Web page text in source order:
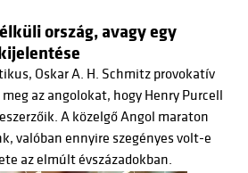
ország, avagy egy
Oskar A. H. Schmitz provokatív
az angolokat, hogy Henry Purcell
A közelgő Angol maraton
valóban ennyire szegényes volt-e
az elmúlt évszázadokban.